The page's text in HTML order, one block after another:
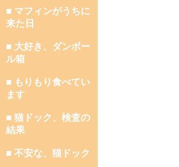
■ マフィンがうちに
来た日
■ 大好き、ダンボー
ル箱
■ もりもり食べてい
ます
■ 猫ドック、検査の
結果
■ 不安な、猫ドック